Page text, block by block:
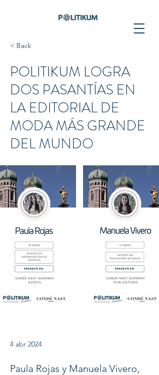
< Back
POLITIKUM LOGRA
DOS PASANTÍAS EN
LA EDITORIAL DE
MODA MÁS GRANDE
DEL MUNDO
4 abr 2024
Paula Rojas y Manuela Vivero,